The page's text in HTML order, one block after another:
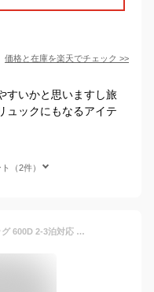
価格と在庫を楽天でチェック >>
すいかと思いますし旅
ュックにもなるアイテ
（2件）
[キャプテンスタッグ] キャリーバッグ 600D 2-3泊対応 マチ幅拡張機能付 2wayリュックスタイル(33-48L) NV